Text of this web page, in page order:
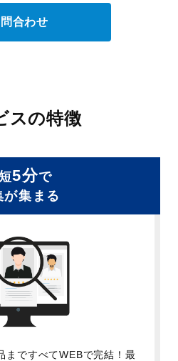
合わせ
スの特徴
5分で
が集まる
まですべてWEBで完結！最